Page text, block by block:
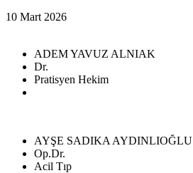
10 Mart 2026
ADEM YAVUZ ALNIAK
Dr.
Pratisyen Hekim
AYŞE SADIKA AYDINLIOĞLU
Op.Dr.
Acil Tıp